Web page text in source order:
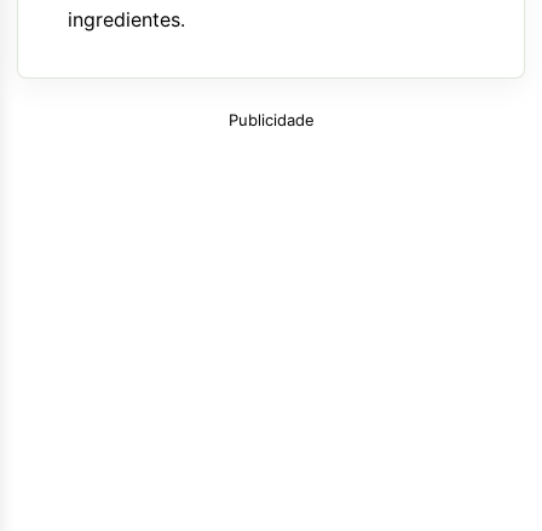
ingredientes.
Publicidade